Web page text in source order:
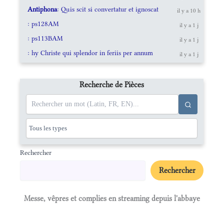
Antiphona: Quis scit si convertatur et ignoscat il y a 10 h
: ps128AM il y a 1 j
: ps113BAM il y a 1 j
: hy Christe qui splendor in feriis per annum il y a 1 j
Recherche de Pièces
Rechercher
Rechercher
Messe, vêpres et complies en streaming depuis l'abbaye